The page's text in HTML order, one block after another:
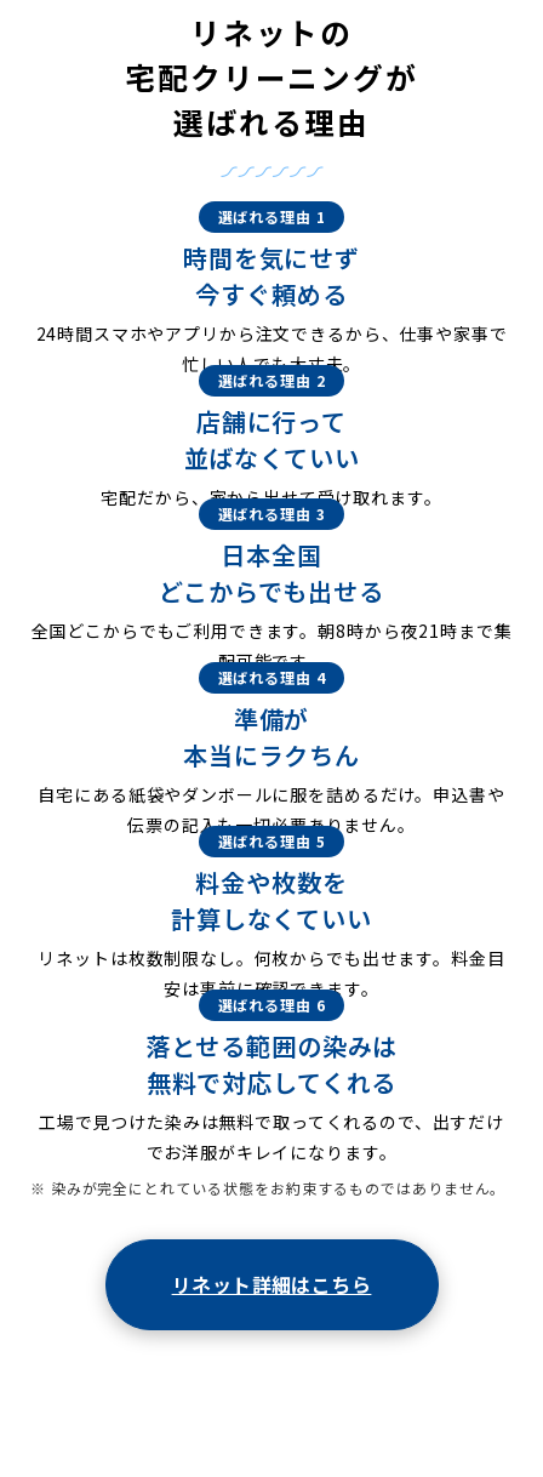
リネットの
宅配クリーニングが
選ばれる理由
選ばれる理由 1
時間を気にせず
今すぐ頼める
24時間スマホやアプリから注文できるから、仕事や家事で
忙しい人でも大丈夫。
選ばれる理由 2
店舗に行って
並ばなくていい
宅配だから、家から出せて受け取れます。
選ばれる理由 3
日本全国
どこからでも出せる
全国どこからでもご利用できます。朝8時から夜21時まで集
配可能です。
選ばれる理由 4
準備が
本当にラクちん
自宅にある紙袋やダンボールに服を詰めるだけ。申込書や
伝票の記入も一切必要ありません。
選ばれる理由 5
料金や枚数を
計算しなくていい
リネットは枚数制限なし。何枚からでも出せます。料金目
安は事前に確認できます。
選ばれる理由 6
落とせる範囲の染みは
無料で対応してくれる
工場で見つけた染みは無料で取ってくれるので、出すだけ
でお洋服がキレイになります。
※ 染みが完全にとれている状態をお約束するものではありません。
リネット詳細はこちら